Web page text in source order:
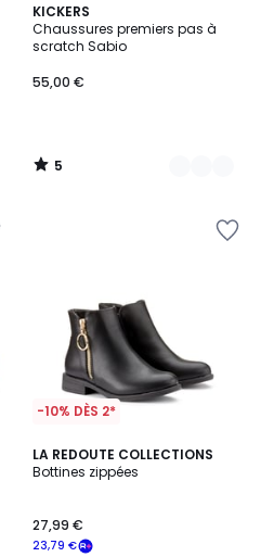
KICKERS
Chaussures premiers pas à
scratch Sabio
55,00 €
5
/
5
2
Couleurs
5
/
-10% DÈS 2*
LA REDOUTE COLLECTIONS
Bottines zippées
23,79 €
27,99 €
3,4
/ 5